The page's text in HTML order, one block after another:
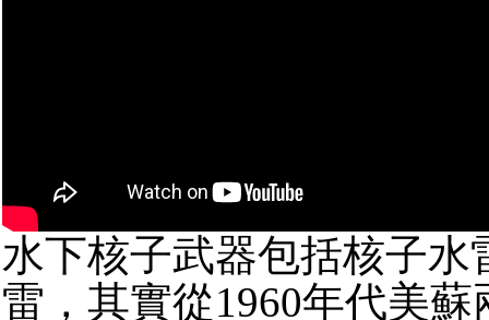
水下核子武器包括核子水
雷，其實從1960年代美蘇